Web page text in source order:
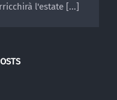
l'estate [...]